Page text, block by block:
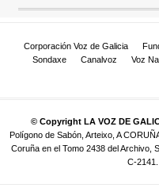
Corporación Voz de Galicia
Sondaxe
Canalvoz Voz
© Copyright LA VOZ DE
Polígono de Sabón, Arteixo, A
Coruña en el Tomo 2438 del Archivo,
C-2141.